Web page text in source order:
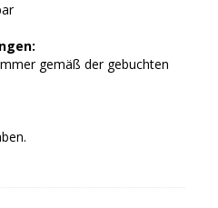
gemäß der gebuchten